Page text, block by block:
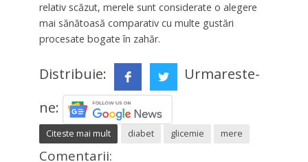
relativ scăzut, merele sunt considerate o alegere
mai sănătoasă comparativ cu multe gustări
procesate bogate în zahăr.
Distribuie:
Urmareste-
ne:
Citeste mai mult diabet glicemie mere
Comentarii: